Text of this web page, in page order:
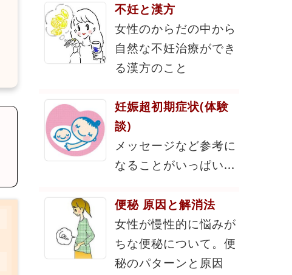
不妊と漢方
女性のからだの中から
自然な不妊治療ができ
る漢方のこと
妊娠超初期症状(体験
談)
メッセージなど参考に
なることがいっぱい...
便秘 原因と解消法
女性が慢性的に悩みが
ちな便秘について。便
秘のパターンと原因